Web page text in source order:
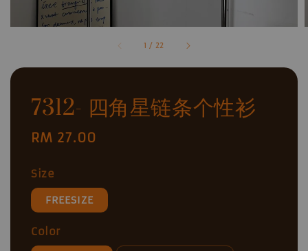
1 / 22
7312- 四角星链条个性衫
Regular
RM 27.00
Size
FREESIZE
Color